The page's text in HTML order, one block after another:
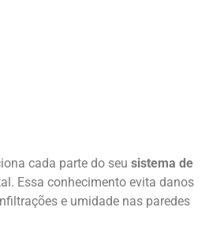
cada parte do seu sistema de
Essa conhecimento evita danos
e umidade nas paredes